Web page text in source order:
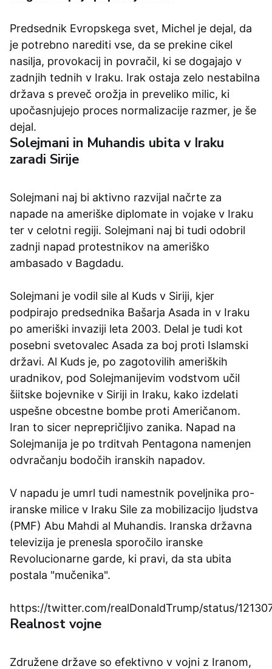
Predsednik Evropskega svet, Michel je dejal, da
je potrebno narediti vse, da se prekine cikel
nasilja, provokacij in povračil, ki se dogajajo v
zadnjih tednih v Iraku. Irak ostaja zelo nestabilna
država s preveč orožja in preveliko milic, ki
upočasnjujejo proces normalizacije razmer, je še
dejal.
Solejmani in Muhandis ubita v Iraku
zaradi Sirije
Solejmani naj bi aktivno razvijal načrte za
napade na ameriške diplomate in vojake v Iraku
ter v celotni regiji. Solejmani naj bi tudi odobril
zadnji napad protestnikov na ameriško
ambasado v Bagdadu.
Solejmani je vodil sile al Kuds v Siriji, kjer
podpirajo predsednika Bašarja Asada in v Iraku
po ameriški invaziji leta 2003. Delal je tudi kot
posebni svetovalec Asada za boj proti Islamski
državi. Al Kuds je, po zagotovilih ameriških
uradnikov, pod Solejmanijevim vodstvom učil
šiitske bojevnike v Siriji in Iraku, kako izdelati
uspešne obcestne bombe proti Američanom.
Iran to sicer neprepričljivo zanika. Napad na
Solejmanija je po trditvah Pentagona namenjen
odvračanju bodočih iranskih napadov.
V napadu je umrl tudi namestnik poveljnika pro-
iranske milice v Iraku Sile za mobilizacijo ljudstva
(PMF) Abu Mahdi al Muhandis. Iranska državna
televizija je prenesla sporočilo iranske
Revolucionarne garde, ki pravi, da sta ubita
postala "mučenika".
https://twitter.com/realDonaldTrump/status/
Realnost vojne
Združene države so efektivno v vojni z Iranom,